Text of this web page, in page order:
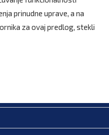
prinudne uprave, a na
za ovaj predlog, stekli